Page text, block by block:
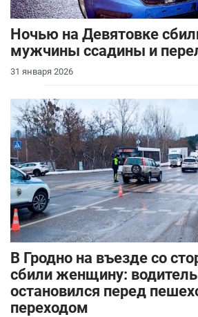
Ночью на Девятовке
мужчины ссадины и
31 января 2026
В Гродно на въезде со
сбили женщину:
остановился перед
переходом